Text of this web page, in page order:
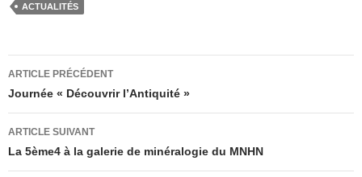
ACTUALITÉS
Navigation
des
articles
ARTICLE PRÉCÉDENT
Journée « Découvrir l’Antiquité »
ARTICLE SUIVANT
La 5ème4 à la galerie de minéralogie du MNHN